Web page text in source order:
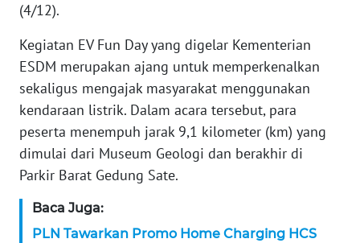
(4/12).
Kegiatan EV Fun Day yang digelar Kementerian
ESDM merupakan ajang untuk memperkenalkan
sekaligus mengajak masyarakat menggunakan
kendaraan listrik. Dalam acara tersebut, para
peserta menempuh jarak 9,1 kilometer (km) yang
dimulai dari Museum Geologi dan berakhir di
Parkir Barat Gedung Sate.
Baca Juga:
PLN Tawarkan Promo Home Charging HCS
KEPRI
WN
PAPUA
WN
PAPUA
BARAT
RIAU